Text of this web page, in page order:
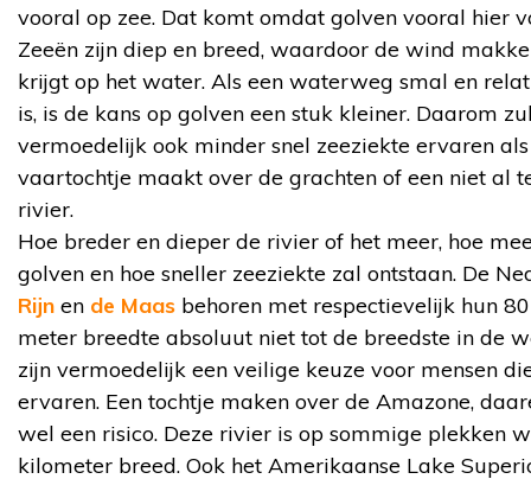
vooral op zee. Dat komt omdat golven vooral hier
Zeeën zijn diep en breed, waardoor de wind
krijgt op het water. Als een waterweg smal en
is, is de kans op golven een stuk kleiner. Daarom
vermoedelijk ook minder snel zeeziekte ervaren
vaartochtje maakt over de grachten of een niet al
rivier.
Hoe breder en dieper de rivier of het meer, hoe
golven en hoe sneller zeeziekte zal ontstaan. De
Rijn en de Maas behoren met respectievelijk hun
meter breedte absoluut niet tot de breedste in de
zijn vermoedelijk een veilige keuze voor mensen
ervaren. Een tochtje maken over de Amazone,
wel een risico. Deze rivier is op sommige plekken
kilometer breed. Ook het Amerikaanse Lake